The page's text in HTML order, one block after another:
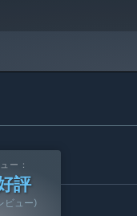
ヤーは自分の必要に応じ
ーは、装備や加護を持つ
ー：
評
ビュー)